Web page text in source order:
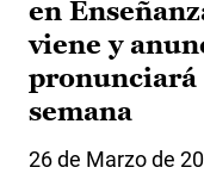
en
viene y
pronunciará
semana
26 de Marzo de